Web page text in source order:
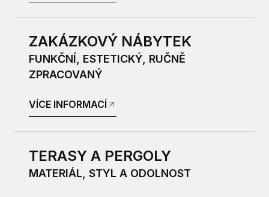
ZAKÁZKOVÝ NÁBYTEK
FUNKČNÍ, ESTETICKÝ, RUČNĚ
ZPRACOVANÝ
VÍCE INFORMACÍ
TERASY A PERGOLY
MATERIÁL, STYL A ODOLNOST